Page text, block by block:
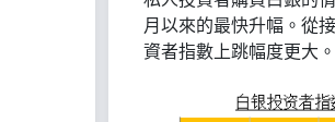
月以來的最快升幅。從
資者指數上跳幅度更大。